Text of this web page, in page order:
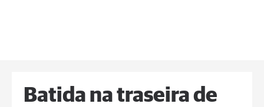
Batida na traseira de